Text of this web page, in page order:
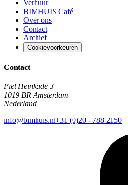
Verhuur
BIMHUIS Café
Over ons
Contact
Archief
Cookievoorkeuren
Contact
Piet Heinkade 3
1019 BR Amsterdam
Nederland
info@bimhuis.nl+31 (0)20 - 788 2150